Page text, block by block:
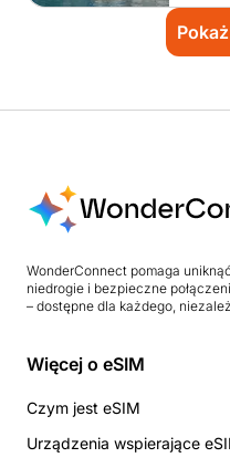
WonderConnect pomaga
niedrogie i bezpieczne
– dostępne dla każdego,
Więcej o eSIM
Czym jest eSIM
Urządzenia wspierające